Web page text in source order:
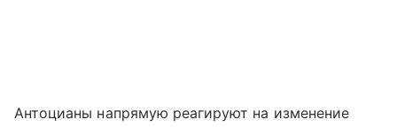
Антоцианы напрямую реагируют на изменение